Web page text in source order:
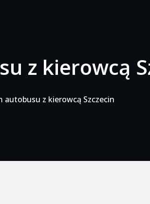
z kierowcą
autobusu z kierowcą Szczecin